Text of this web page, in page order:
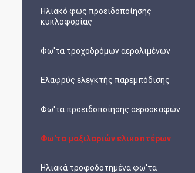
Ηλιακό φως προειδοποίησης
κυκλοφορίας
Φω'τα τροχοδρόμων αερολιμένων
Ελαφρύς ελεγκτής παρεμπόδισης
Φω'τα προειδοποίησης αεροσκαφών
Φω'τα μαξιλαριών ελικοπτέρων
Ηλιακά τροφοδοτημένα φω'τα